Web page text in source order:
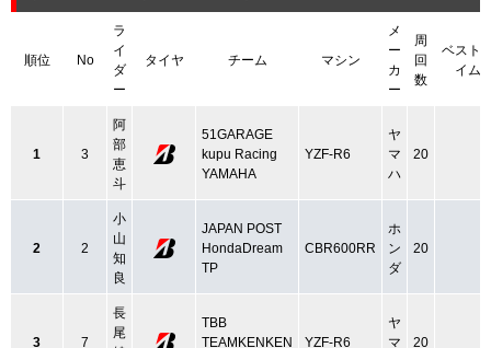
順位 No
ラ
イ
ダ
ー
タイヤ チーム マシン
メ
ー
カ
ー
周
回
数
ベスト
イム
1 3
阿
部
恵
斗
51GARAGE
kupu Racing
YAMAHA
YZF-R6
ヤ
マ
ハ
20
2 2
小
山
知
良
JAPAN POST
HondaDream
TP
CBR600RR
ホ
ン
ダ
20
3 7
長
尾
TBB
TEAMKENKEN
YZF-R6
ヤ
マ
20